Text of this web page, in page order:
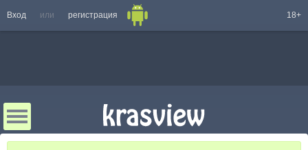
Вход или регистрация 18+